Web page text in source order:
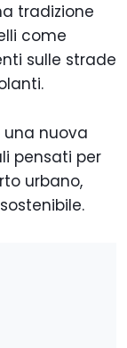
tradizione
come
sulle strade
una nuova
pensati per
urbano,